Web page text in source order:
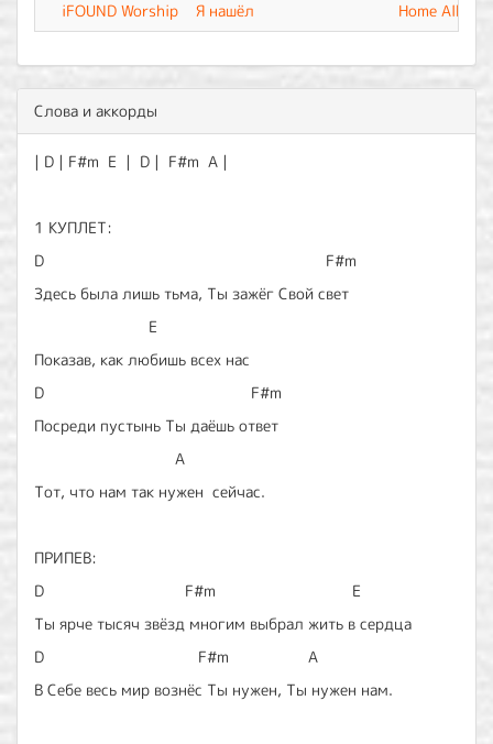
iFOUND Worship Я нашёл Home Album
Слова и аккорды
| D | F#m E | D | F#m A |
1 КУПЛЕТ:
D F#m
Здесь была лишь тьма, Ты зажёг Свой свет
E
Показав, как любишь всех нас
D F#m
Посреди пустынь Ты даёшь ответ
A
Тот, что нам так нужен сейчас.
ПРИПЕВ:
D F#m E
Ты ярче тысяч звёзд многим выбрал жить в сердца
D F#m A
В Себе весь мир вознёс Ты нужен, Ты нужен нам.